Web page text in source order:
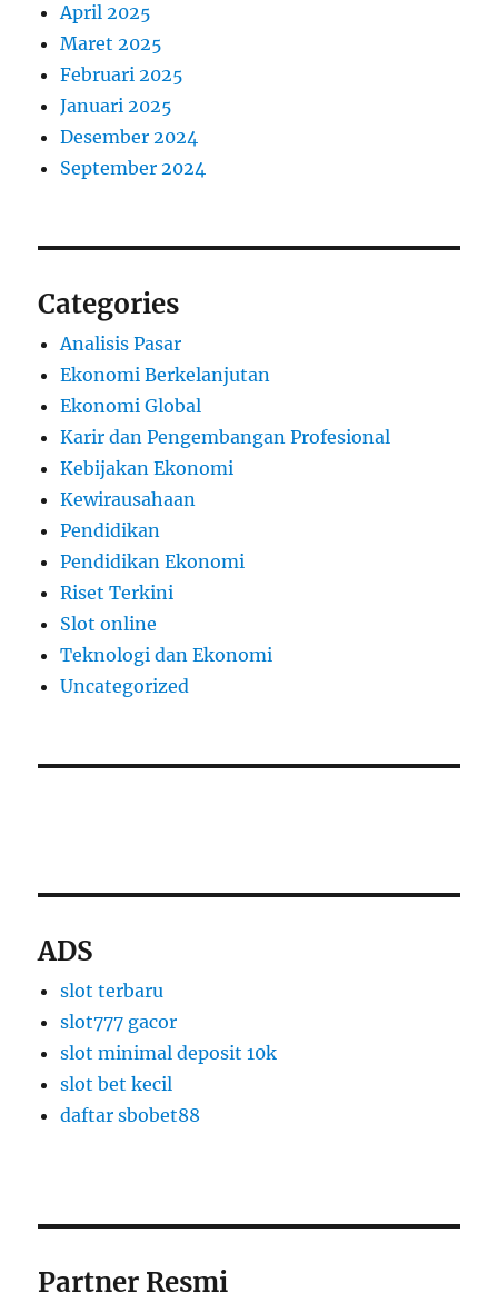
April 2025
Maret 2025
Februari 2025
Januari 2025
Desember 2024
September 2024
Categories
Analisis Pasar
Ekonomi Berkelanjutan
Ekonomi Global
Karir dan Pengembangan Profesional
Kebijakan Ekonomi
Kewirausahaan
Pendidikan
Pendidikan Ekonomi
Riset Terkini
Slot online
Teknologi dan Ekonomi
Uncategorized
ADS
slot terbaru
slot777 gacor
slot minimal deposit 10k
slot bet kecil
daftar sbobet88
Partner Resmi